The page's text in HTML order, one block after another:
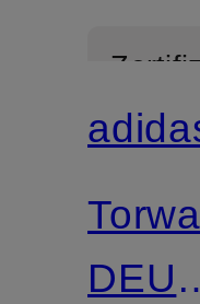
Mix &
Match